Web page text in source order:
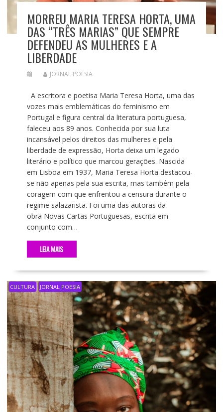
MORREU MARIA TERESA HORTA, UMA
DAS “TRÊS MARIAS” QUE SEMPRE
DEFENDEU AS MULHERES E A
LIBERDADE
JORNAL POESIA
A escritora e poetisa Maria Teresa Horta, uma das
vozes mais emblemáticas do feminismo em
Portugal e figura central da literatura portuguesa,
faleceu aos 89 anos. Conhecida por sua luta
incansável pelos direitos das mulheres e pela
liberdade de expressão, Horta deixa um legado
literário e político que marcou gerações. Nascida
em Lisboa em 1937, Maria Teresa Horta destacou-
se não apenas pela sua escrita, mas também pela
coragem com que enfrentou a censura durante o
regime salazarista. Foi uma das autoras da
obra Novas Cartas Portuguesas, escrita em
conjunto com…
LEIA MAIS
CULTURA JORNAL POESIA